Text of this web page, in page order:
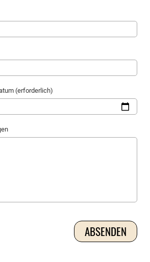
(erforderlich)